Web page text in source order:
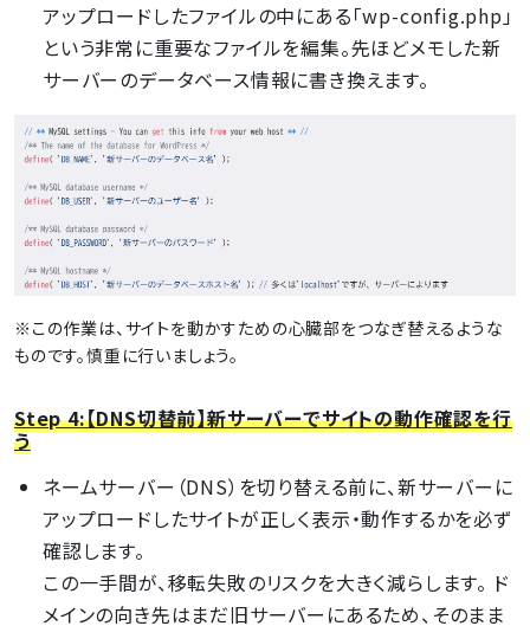
アップロードしたファイルの中にある「wp-config.php」
という非常に重要なファイルを編集。先ほどメモした新
サーバーのデータベース情報に書き換えます。
※この作業は、サイトを動かすための心臓部をつなぎ替えるような
ものです。慎重に行いましょう。
Step 4:【DNS切替前】新サーバーでサイトの動作確認を行
う
ネームサーバー（DNS）を切り替える前に、新サーバーに
アップロードしたサイトが正しく表示・動作するかを必ず
確認します。
この一手間が、移転失敗のリスクを大きく減らします。 ド
メインの向き先はまだ旧サーバーにあるため、そのまま